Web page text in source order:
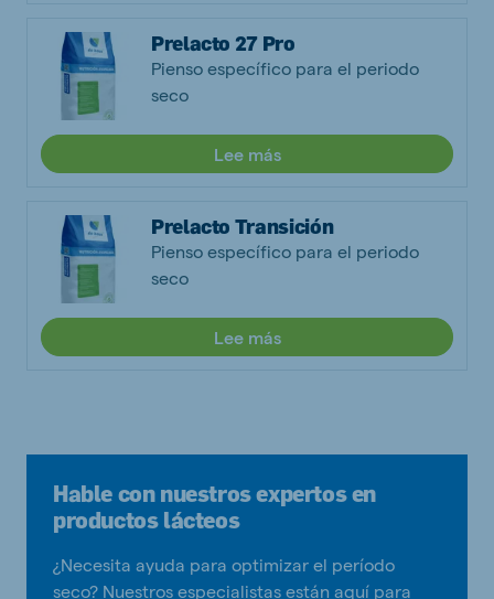
Prelacto 27 Pro
Pienso específico para el periodo
seco
Lee más
Prelacto Transición
Pienso específico para el periodo
seco
Lee más
Hable con nuestros expertos en
productos lácteos
¿Necesita ayuda para optimizar el período
seco? Nuestros especialistas están aquí para